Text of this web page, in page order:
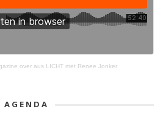
over aus LICHT met Renee Jonker
AGENDA